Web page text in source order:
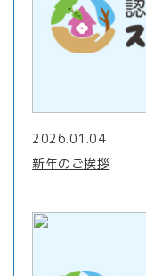
2026.01.04
新年のご挨拶